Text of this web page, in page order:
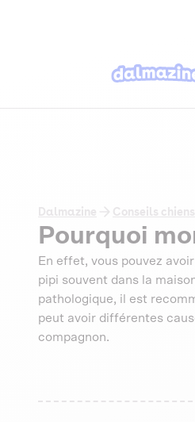
Dalmazine Conseils chiens
Pourquoi
En effet, vous pouvez
pipi souvent dans la
pathologique, il est
peut avoir différentes
compagnon.